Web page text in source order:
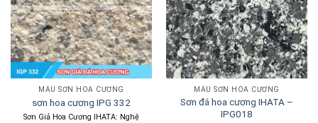
MẪU SƠN HOA CƯƠNG
sơn hoa cương IPG 332
Sơn Giả Hoa Cương IHATA: Nghệ
MẪU SƠN HOA CƯƠNG
Sơn đá hoa cương IHATA –
IPG018